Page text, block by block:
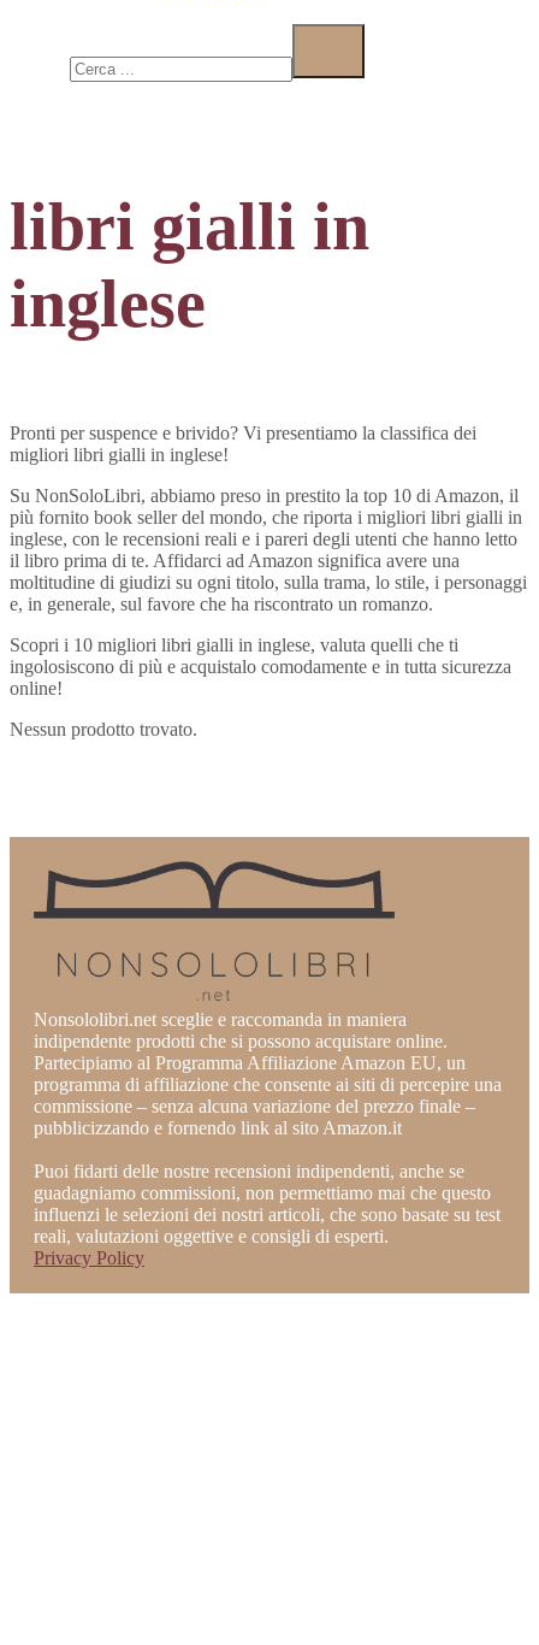
libri gialli in
inglese
Pronti per suspence e brivido? Vi presentiamo la classifica dei
migliori libri gialli in inglese!
Su NonSoloLibri, abbiamo preso in prestito la top 10 di Amazon, il
più fornito book seller del mondo, che riporta i migliori libri gialli in
inglese, con le recensioni reali e i pareri degli utenti che hanno letto
il libro prima di te. Affidarci ad Amazon significa avere una
moltitudine di giudizi su ogni titolo, sulla trama, lo stile, i personaggi
e, in generale, sul favore che ha riscontrato un romanzo.
Scopri i 10 migliori libri gialli in inglese, valuta quelli che ti
ingolosiscono di più e acquistalo comodamente e in tutta sicurezza
online!
Nessun prodotto trovato.
Nonsololibri.net sceglie e raccomanda in maniera
indipendente prodotti che si possono acquistare online.
Partecipiamo al Programma Affiliazione Amazon EU, un
programma di affiliazione che consente ai siti di percepire una
commissione – senza alcuna variazione del prezzo finale –
pubblicizzando e fornendo link al sito Amazon.it
Puoi fidarti delle nostre recensioni indipendenti, anche se
guadagniamo commissioni, non permettiamo mai che questo
influenzi le selezioni dei nostri articoli, che sono basate su test
reali, valutazioni oggettive e consigli di esperti.
Privacy Policy